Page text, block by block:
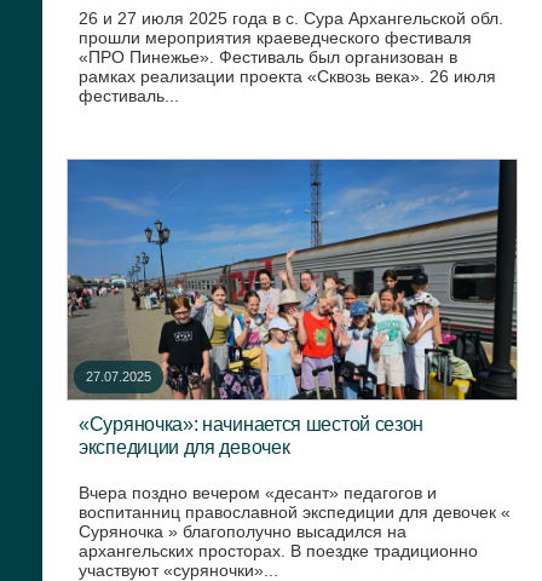
26 и 27 июля 2025 года в с. Сура Архангельской обл.
прошли мероприятия краеведческого фестиваля
«ПРО Пинежье». Фестиваль был организован в
рамках реализации проекта «Сквозь века». 26 июля
фестиваль...
27.07.2025
«Суряночка»: начинается шестой сезон
экспедиции для девочек
Вчера поздно вечером «десант» педагогов и
воспитанниц православной экспедиции для девочек «
Суряночка » благополучно высадился на
архангельских просторах. В поездке традиционно
участвуют «суряночки»...